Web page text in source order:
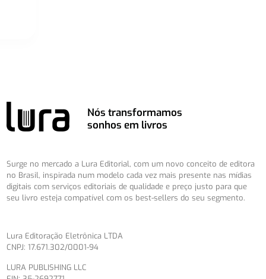
Nós transformamos
sonhos em livros
Surge no mercado a Lura Editorial, com um novo conceito de editora
no Brasil, inspirada num modelo cada vez mais presente nas mídias
digitais com serviços editoriais de qualidade e preço justo para que
seu livro esteja compatível com os best-sellers do seu segmento.
Lura Editoração Eletrônica LTDA
CNPJ: 17.671.302/0001-94
LURA PUBLISHING LLC